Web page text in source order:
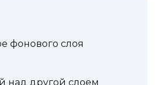
фонового слоя
над другой слоем